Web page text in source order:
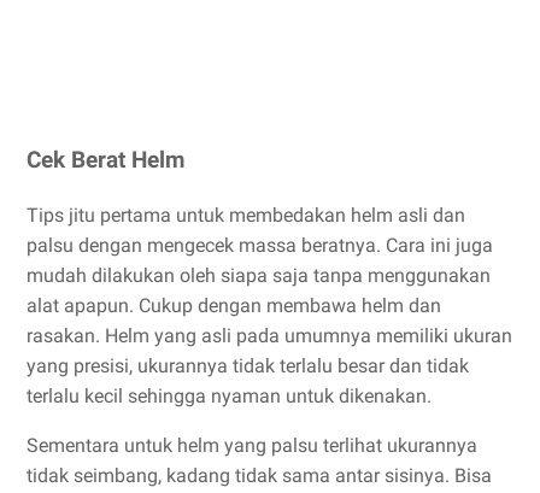
Cek Berat Helm
Tips jitu pertama untuk membedakan helm asli dan
palsu dengan mengecek massa beratnya. Cara ini juga
mudah dilakukan oleh siapa saja tanpa menggunakan
alat apapun. Cukup dengan membawa helm dan
rasakan. Helm yang asli pada umumnya memiliki ukuran
yang presisi, ukurannya tidak terlalu besar dan tidak
terlalu kecil sehingga nyaman untuk dikenakan.
Sementara untuk helm yang palsu terlihat ukurannya
tidak seimbang, kadang tidak sama antar sisinya. Bisa